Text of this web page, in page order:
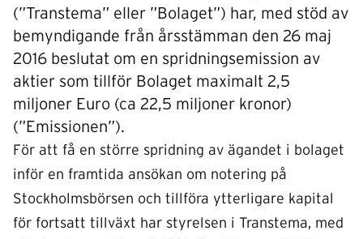
(”Transtema” eller ”Bolaget”) har, med stöd av
bemyndigande från årsstämman den 26 maj
2016 beslutat om en spridningsemission av
aktier som tillför Bolaget maximalt 2,5
miljoner Euro (ca 22,5 miljoner kronor)
(”Emissionen”).
För att få en större spridning av ägandet i bolaget
inför en framtida ansökan om notering på
Stockholmsbörsen och tillföra ytterligare kapital
för fortsatt tillväxt har styrelsen i Transtema, med